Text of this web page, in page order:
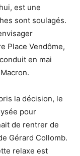
est une
sont soulagés.
Place Vendôme,
en mai
la décision, le
pour
de rentrer de
Gérard Collomb.
relaxe est